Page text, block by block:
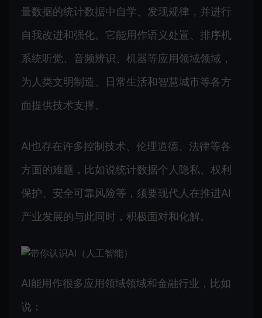
量数据的统计数据中自学、发现规律，并进行
自我改进和强化。它能用作语义处置、排序机
系统听觉、音频辨识、机器等应用领域领域，
为人类文明制造、日常生活和智慧城市等各方
面提供技术支撑。
AI也存在许多控制技术、伦理道德、法律等各
方面的难题，比如说统计数据个人隐私、权利
保护、安全可靠风险等，须要现代人在推进AI
产业发展的与此同时，积极面对和化解。
AI能用作很多应用领域领域和金融行业，比如
说：